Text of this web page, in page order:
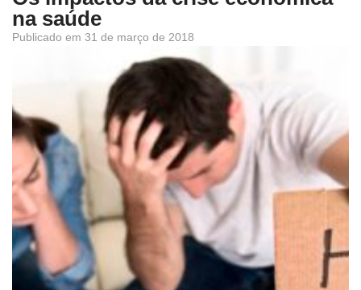
na saúde
Publicado em 31 de março de 2018